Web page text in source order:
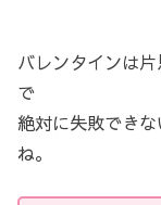
バレンタインは
で
絶対に失敗でき
ね。